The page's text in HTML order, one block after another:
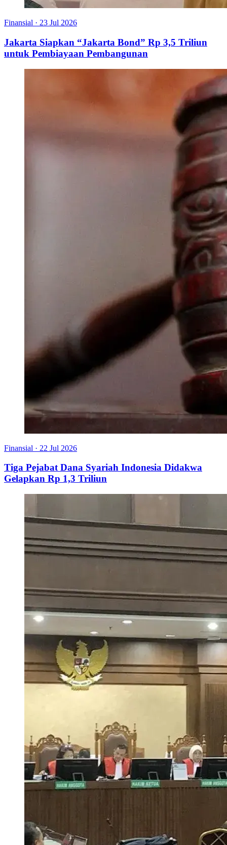
Finansial · 23 Jul 2026
Jakarta Siapkan “Jakarta Bond” Rp 3,5 Triliun
untuk Pembiayaan Pembangunan
Finansial · 22 Jul 2026
Tiga Pejabat Dana Syariah Indonesia Didakwa
Gelapkan Rp 1,3 Triliun